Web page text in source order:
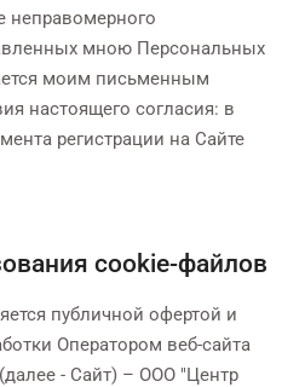
неправомерного
мною Персональных
моим письменным
настоящего согласия: в
регистрации на Cайте
cookie-файлов
публичной офертой и
Оператором веб-сайта
- Сайт) – ООО "Центр